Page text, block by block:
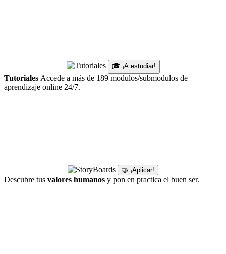
🎓 ¡A estudiar!
Tutoriales Accede a más de 189 modulos/submodulos de
aprendizaje online 24/7.
🤝 ¡Aplicar!
Descubre tus valores humanos y pon en practica el buen ser.